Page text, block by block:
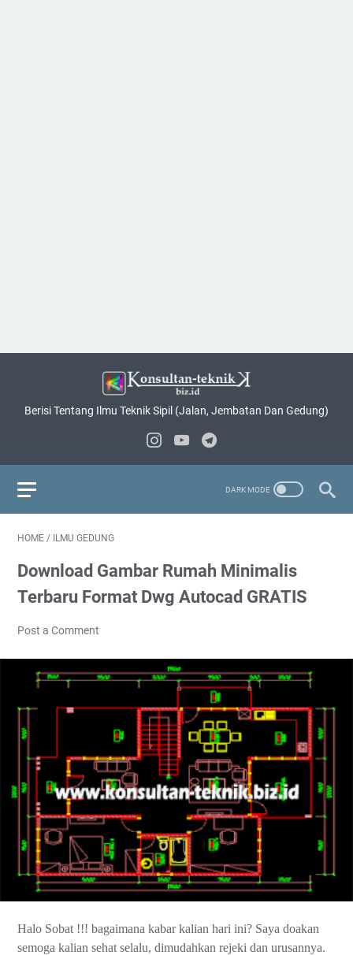
Berisi Tentang Ilmu Teknik Sipil (Jalan, Jembatan Dan Gedung)
HOME / ILMU GEDUNG
Download Gambar Rumah Minimalis
Terbaru Format Dwg Autocad GRATIS
Post a Comment
Halo Sobat !!! bagaimana kabar kalian hari ini? Saya doakan
semoga kalian sehat selalu, dimudahkan rejeki dan urusannya.